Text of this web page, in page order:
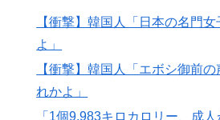
【衝撃】韓国人「日本の名門
よ」
【衝撃】韓国人「エボシ御前
れかよ」
「1個9,983キロカロリー、成